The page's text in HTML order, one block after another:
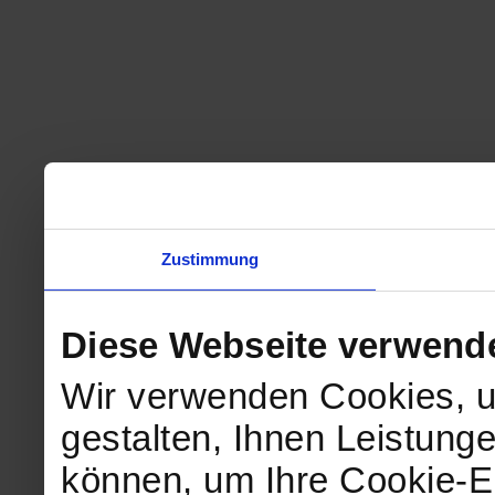
Zustimmung
Diese Webseite
Wir verwenden Cookies,
gestalten, Ihnen
können, um Ihre Cookie-